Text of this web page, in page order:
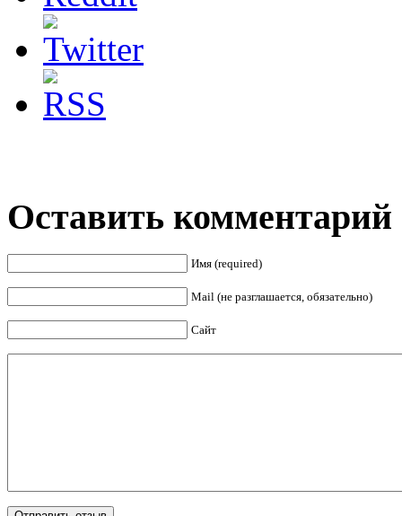
Оставить комментарий
Имя (required)
Mail (не разглашается, обязательно)
Сайт